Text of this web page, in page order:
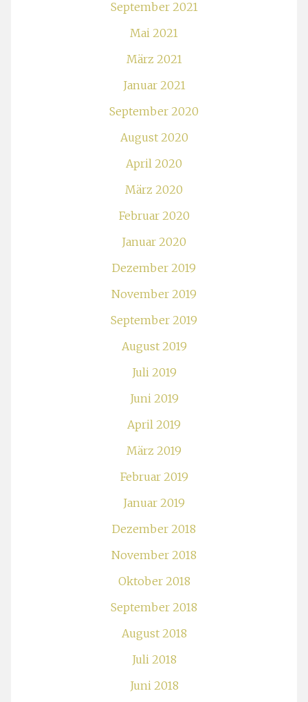
September 2021
Mai 2021
März 2021
Januar 2021
September 2020
August 2020
April 2020
März 2020
Februar 2020
Januar 2020
Dezember 2019
November 2019
September 2019
August 2019
Juli 2019
Juni 2019
April 2019
März 2019
Februar 2019
Januar 2019
Dezember 2018
November 2018
Oktober 2018
September 2018
August 2018
Juli 2018
Juni 2018